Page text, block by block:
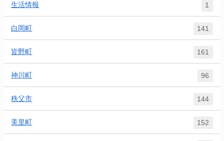
生活情報 1
白岡町 141
皆野町 161
神川町 96
秩父市 144
美里町 152